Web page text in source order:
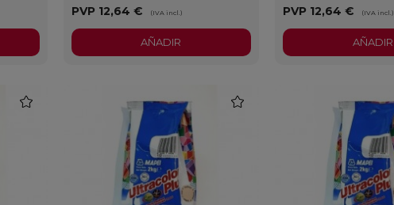
PVP 12,64 € (IVA incl.)
AÑADIR
PVP 12,64 € (IVA incl.)
AÑADIR
favorite